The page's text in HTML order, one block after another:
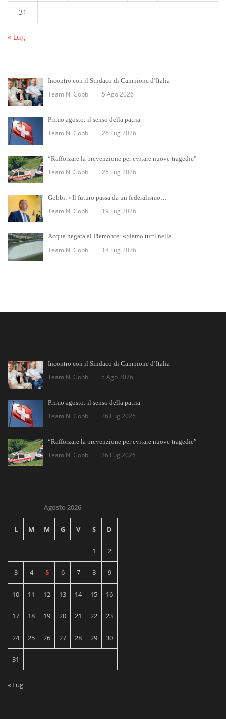
31
« Lug
Incontro con il Sindaco di Campione d’Italia
Team N. Gobbi 5 Ago 2026
Primo agosto: il senso della patria
Team N. Gobbi 26 Lug 2026
“Rafforzare la prevenzione per evitare nuove tragedie”
Team N. Gobbi 26 Lug 2026
Gobbi: «Il futuro passa da un federalismo…
Team N. Gobbi 19 Lug 2026
Acqua negata al Piemonte: «Siamo tutti nella…
Team N. Gobbi 18 Lug 2026
Incontro con il Sindaco di Campione d’Italia
Team N. Gobbi 5 Ago 2026
Primo agosto: il senso della patria
Team N. Gobbi 26 Lug 2026
“Rafforzare la prevenzione per evitare nuove tragedie”
Team N. Gobbi 26 Lug 2026
Agosto 2026
L M M G V S D
1 2
3 4 5 6 7 8 9
10 11 12 13 14 15 16
17 18 19 20 21 22 23
24 25 26 27 28 29 30
31
« Lug